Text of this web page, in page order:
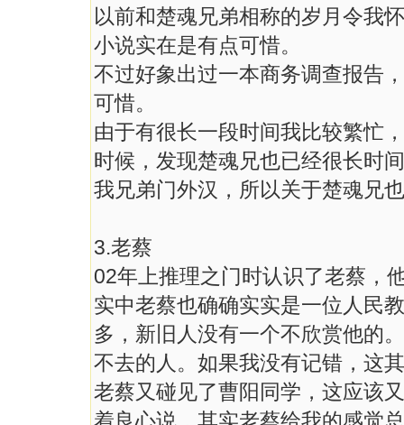
以前和楚魂兄弟相称的岁月令我
小说实在是有点可惜。
不过好象出过一本商务调查报告
可惜。
由于有很长一段时间我比较繁忙
时候，发现楚魂兄也已经很长时
我兄弟门外汉，所以关于楚魂兄
3.老蔡
02年上推理之门时认识了老蔡，
实中老蔡也确确实实是一位人民
多，新旧人没有一个不欣赏他的
不去的人。如果我没有记错，这
老蔡又碰见了曹阳同学，这应该